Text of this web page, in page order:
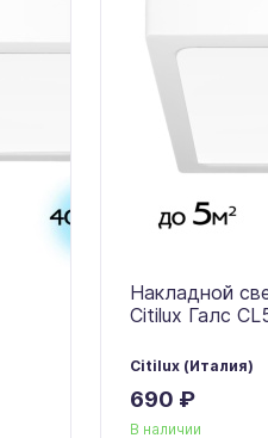
Накладной
Citilux Галс
Citilux (Италия)
690 ₽
В наличии